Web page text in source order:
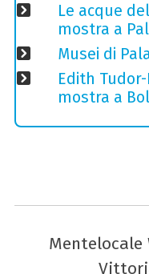
Le acque
mostra a
Musei di
Edith
mostra a
Mentelocale